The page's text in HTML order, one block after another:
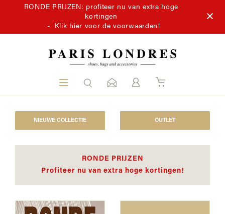
RONDE PRIJZEN: profiteer nu van extra hoge
kortingen
- Klik hier voor de voorwaarden!
NIEUWE COLLECTIE OUTLET
RONDE PRIJZEN
Profiteer nu van extra hoge kortingen!